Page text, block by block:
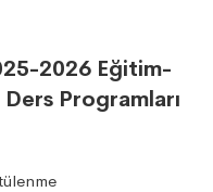
2026 Eğitim-
Ders Programları